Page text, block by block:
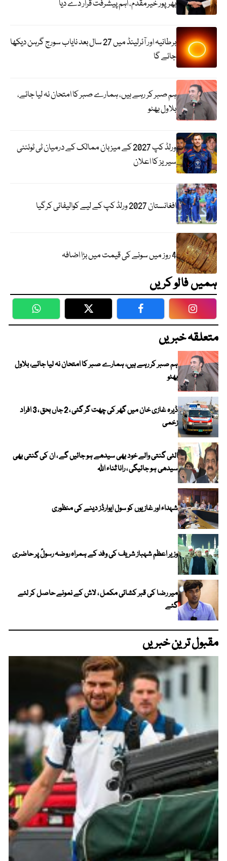
بھرپور خیرمقدم، اہم پیشرفت قرار دے دیا
برطانیہ اور آئرلینڈ میں 27 سال بعد نایاب سورج گرہن دیکھا
جائے گا
ہم صبر کر رہے ہیں، ہمارے صبر کا امتحان نہ لیا جائے،
بلاول بھٹو
ورلڈ کپ 2027 کے میزبان ممالک کے درمیان ٹی ٹوئنٹی
سیریز کا اعلان
افغانستان 2027 ورلڈ کپ کے لیے کوالیفائی کرگیا
4 روز میں سونے کی قیمت میں بڑا اضافہ
ہمیں فالو کریں
WhatsApp Twitter Facebook
متعلقہ خبریں
ہم صبر کر رہے ہیں، ہمارے صبر کا امتحان نہ لیا جائے، بلاول
بھٹو
ڈیرہ غازی خان میں گھر کی چھت گر گئی ، 2 جاں بحق ، 3 افراد
زخمی
الٹی گنتی والے خود بھی سیدھے ہو جائیں گے ، ان کی گنتی بھی
سیدھی ہو جائیگی ، رانا ثناء اللہ
شہداء اور غازیوں کو سول ایوارڈز دینے کی منظوری
وزیر اعظم شہباز شریف کی وفد کے ہمراہ روضہ رسولؐ پر حاضری
میر رضا کی قبر کشائی مکمل ، لاش کے نمونے حاصل کر لئے
گئے
مقبول ترین خبریں